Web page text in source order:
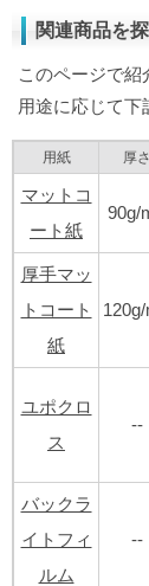
関連商品を
このページで紹
用途に応じて下
用紙 厚さ
マットコ
ート紙
90g/
厚手マッ
トコート
紙
ユポクロ
ス
--
バックラ
イトフィ
ルム
--